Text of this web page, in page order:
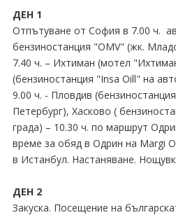
ДЕН 1
Отпътуване от София в 7.00 ч.
бензиностанция "OMV" (жк.
7.40 ч. – Ихтиман (мотел
(бензиностанция "Insa Oill" на
9.00 ч. - Пловдив
Петербург), Хасково (
града) – 10.30 ч. по маршрут
време за обяд в Одрин на Margi
в Истанбул. Настаняване.
ДЕН 2
Закуска. Посещение на